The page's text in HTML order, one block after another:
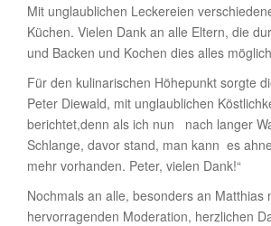
Mit unglaublichen Leckereien
Küchen. Vielen Dank an alle Eltern, die
und Backen und Kochen dies alles
Für den kulinarischen Höhepunkt sorgte
Peter Diewald, mit unglaublichen
berichtet,denn als ich nun nach langer
Schlange, davor stand, man kann es
mehr vorhanden. Peter, vielen Dank!“
Nochmals an alle, besonders an Matthias
hervorragenden Moderation, herzlichen